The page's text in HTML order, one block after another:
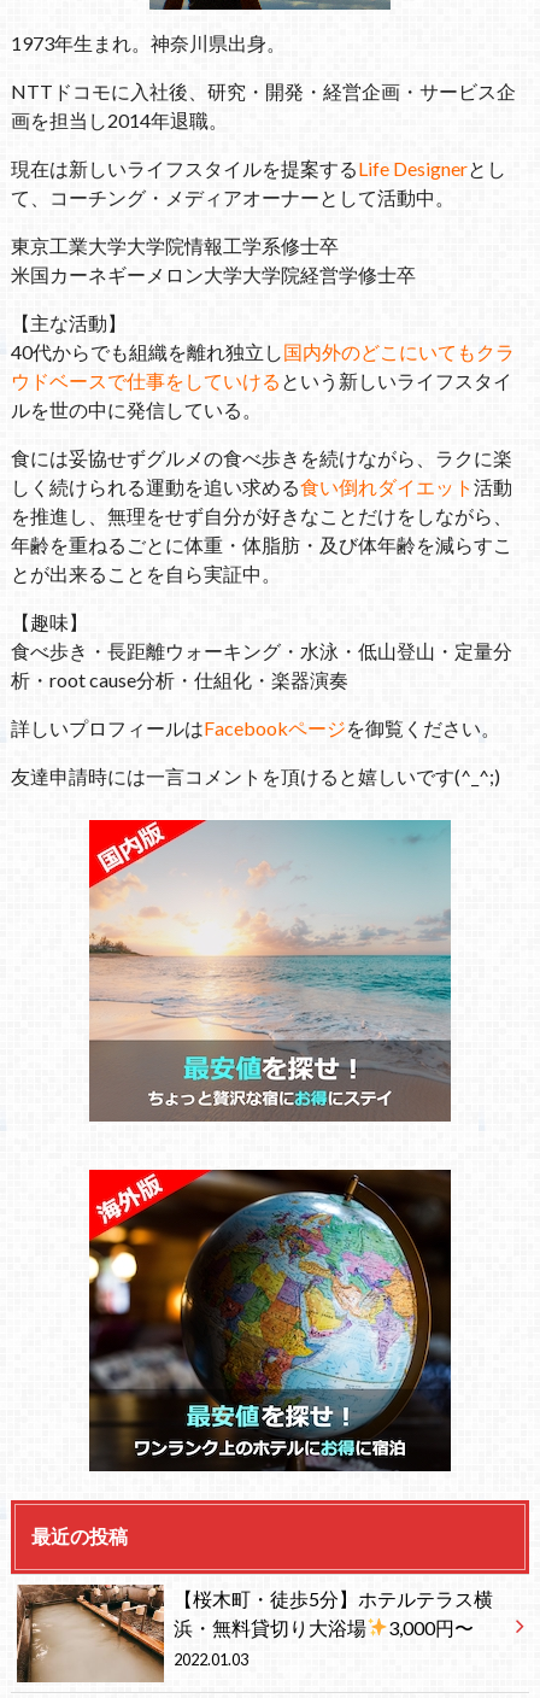
1973年生まれ。神奈川県出身。
NTTドコモに入社後、研究・開発・経営企画・サービス企
画を担当し2014年退職。
現在は新しいライフスタイルを提案するLife Designerとし
て、コーチング・メディアオーナーとして活動中。
東京工業大学大学院情報工学系修士卒
米国カーネギーメロン大学大学院経営学修士卒
【主な活動】
40代からでも組織を離れ独立し国内外のどこにいてもクラ
ウドベースで仕事をしていける という新しいライフスタイ
ルを世の中に発信している。
食には妥協せずグルメの食べ歩きを続けながら、ラクに楽
しく続けられる運動を追い求める食い倒れダイエット 活動
を推進し、無理をせず自分が好きなことだけをしながら、
年齢を重ねるごとに体重・体脂肪・及び体年齢を減らすこ
とが出来ることを自ら実証中。
【趣味】
食べ歩き・長距離ウォーキング・水泳・低山登山・定量分
析・root cause分析・仕組化・楽器演奏
詳しいプロフィールはFacebookページを御覧ください。
友達申請時には一言コメントを頂けると嬉しいです(^_^;)
最近の投稿
【桜木町・徒歩5分】ホテルテラス横
浜・無料貸切り大浴場
3,000円〜
2022.01.03